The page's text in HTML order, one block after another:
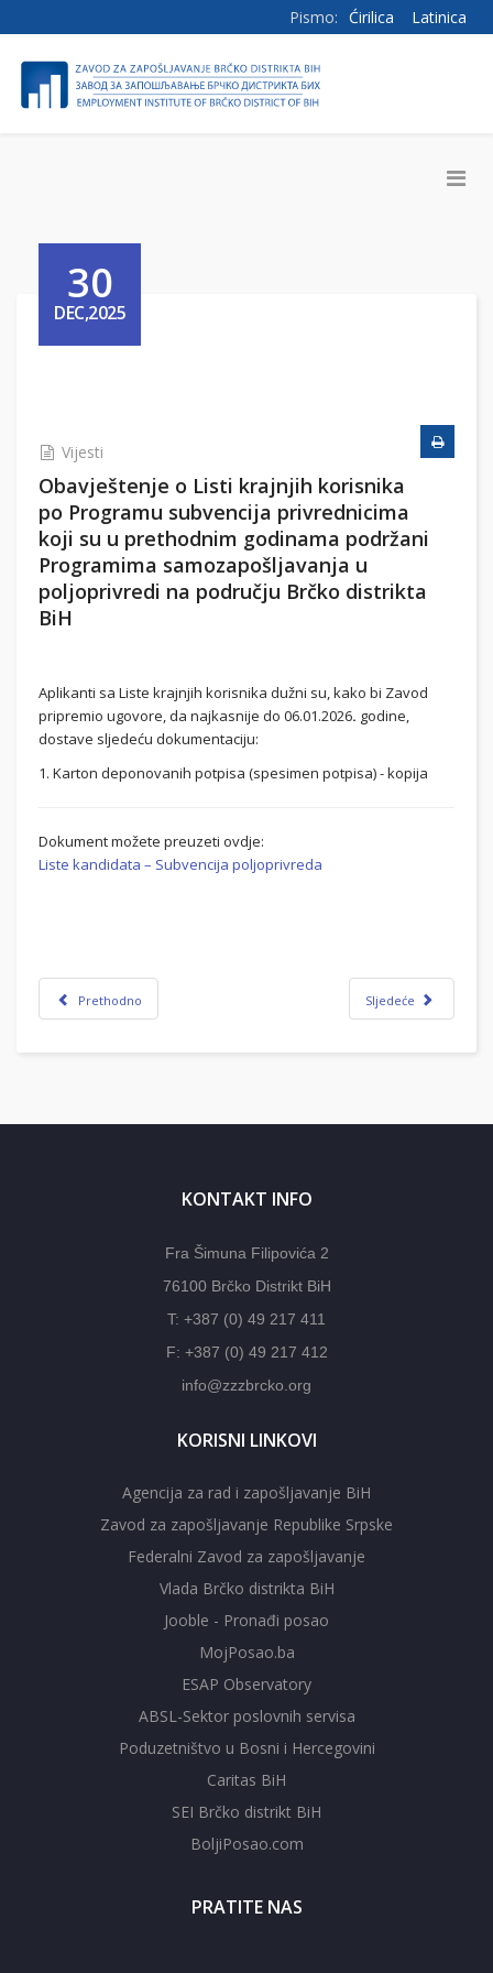
Pismo: Ćirilica Latinica
30
DEC,2025
Vijesti
Obavještenje o Listi krajnjih korisnika
po Programu subvencija privrednicima
koji su u prethodnim godinama podržani
Programima samozapošljavanja u
poljoprivredi na području Brčko distrikta
BiH
Aplikanti sa Liste krajnjih korisnika dužni su, kako bi Zavod
pripremio ugovore, da najkasnije do 06.01.2026. godine,
dostave sljedeću dokumentaciju:
1. Karton deponovanih potpisa (spesimen potpisa) - kopija
Dokument možete preuzeti ovdje:
Liste kandidata – Subvencija poljoprivreda
Prethodno Sljedeće
KONTAKT INFO
Fra Šimuna Filipovića 2
76100 Brčko Distrikt BiH
T: +387 (0) 49 217 411
F: +387 (0) 49 217 412
info@zzzbrcko.org
KORISNI LINKOVI
Agencija za rad i zapošljavanje BiH
Zavod za zapošljavanje Republike Srpske
Federalni Zavod za zapošljavanje
Vlada Brčko distrikta BiH
Jooble - Pronađi posao
MojPosao.ba
ESAP Observatory
ABSL-Sektor poslovnih servisa
Poduzetništvo u Bosni i Hercegovini
Caritas BiH
SEI Brčko distrikt BiH
BoljiPosao.com
PRATITE NAS